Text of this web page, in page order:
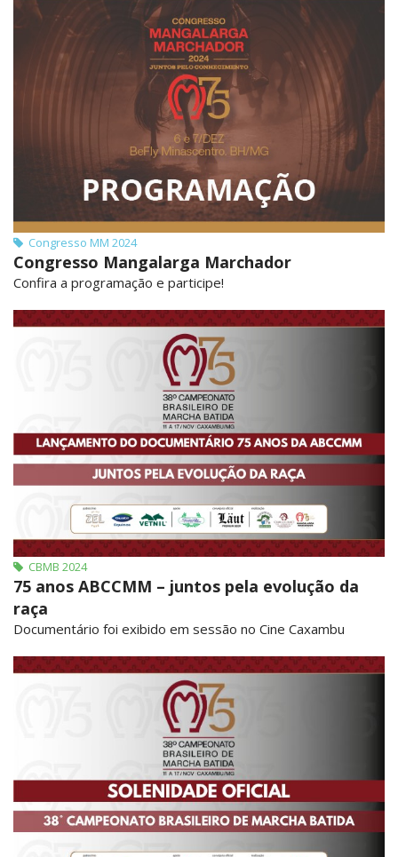
Congresso MM 2024
Congresso Mangalarga Marchador
Confira a programação e participe!
CBMB 2024
75 anos ABCCMM – juntos pela evolução da
raça
Documentário foi exibido em sessão no Cine Caxambu